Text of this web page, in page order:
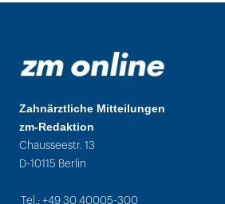
Zahnärztliche Mitteilungen
zm-Redaktion
Chausseestr. 13
D-10115 Berlin
Tel.: +49 30 40005-300